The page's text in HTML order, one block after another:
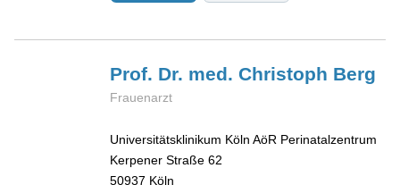
Prof. Dr. med. Christoph Berg
Frauenarzt
Universitätsklinikum Köln AöR Perinatalzentrum
Kerpener Straße 62
50937 Köln